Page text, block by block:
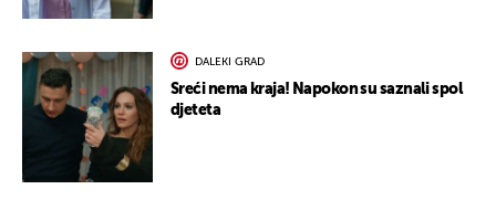
DALEKI GRAD
Sreći nema kraja! Napokon su saznali spol
djeteta